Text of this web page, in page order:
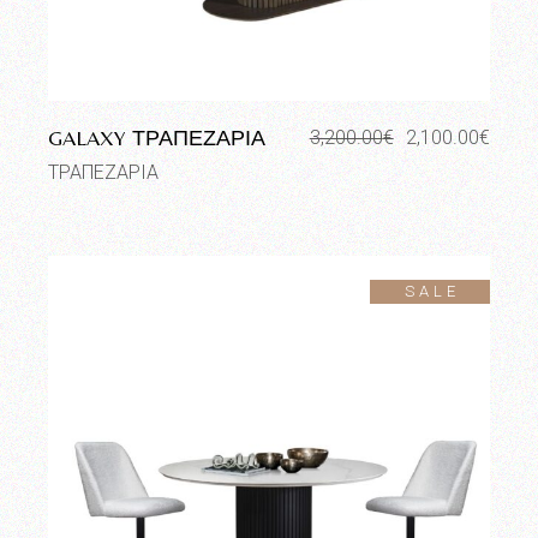
GALAXY ΤΡΑΠΕΖΑΡΙΑ 3,200.00€
Original
price
was:
3,200.00€.
2,100.00€
Η
τρέχουσα
τιμή
είναι:
2,100.00€.
ΤΡΑΠΕΖΑΡΙΑ
SALE